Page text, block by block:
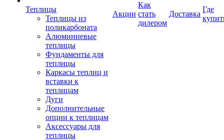
Теплицы
Теплицы из
поликарбоната
Алюминиевые
теплицы
Фундаменты для
теплицы
Каркасы теплиц и
вставки к
теплицам
Дуги
Дополнительные
опции к теплицам
Аксессуары для
теплицы
Акции
Как
стать
дилером
Доставка
Где